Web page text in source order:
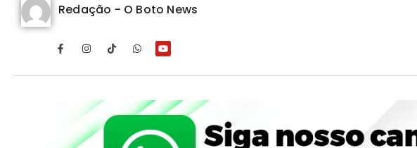
Redação - O Boto News